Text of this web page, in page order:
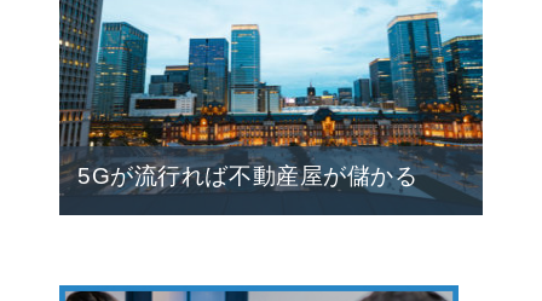
5Gが流行れば不動産屋が儲かる